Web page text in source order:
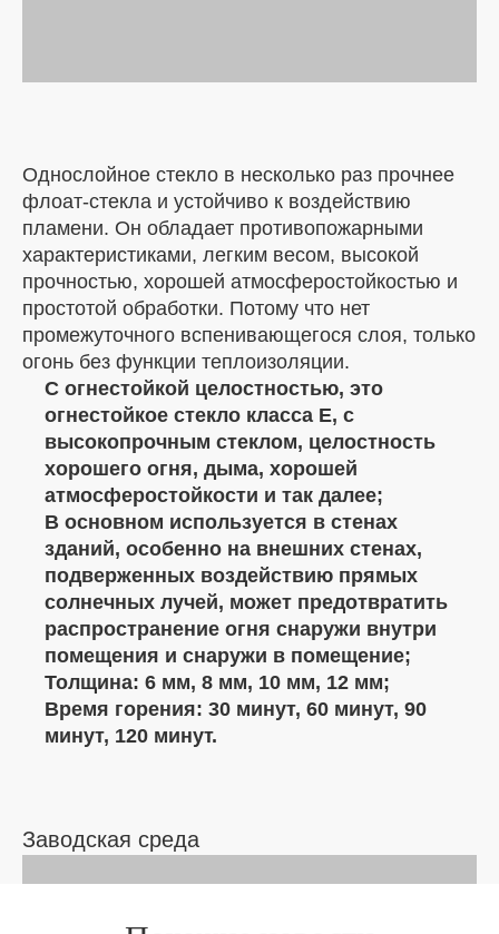
Однослойное стекло в несколько раз прочнее
флоат-стекла и устойчиво к воздействию
пламени. Он обладает противопожарными
характеристиками, легким весом, высокой
прочностью, хорошей атмосферостойкостью и
простотой обработки. Потому что нет
промежуточного вспенивающегося слоя, только
огонь без функции теплоизоляции.
С огнестойкой целостностью, это
огнестойкое стекло класса E, с
высокопрочным стеклом, целостность
хорошего огня, дыма, хорошей
атмосферостойкости и так далее;
В основном используется в стенах
зданий, особенно на внешних стенах,
подверженных воздействию прямых
солнечных лучей, может предотвратить
распространение огня снаружи внутри
помещения и снаружи в помещение;
Толщина: 6 мм, 8 мм, 10 мм, 12 мм;
Время горения: 30 минут, 60 минут, 90
минут, 120 минут.
Заводская среда